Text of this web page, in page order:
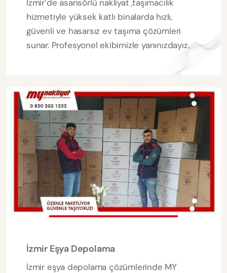
İzmir’de asansörlü nakliyat ,taşımacılık
hizmetiyle yüksek katlı binalarda hızlı,
güvenli ve hasarsız ev taşıma çözümleri
sunar. Profesyonel ekibimizle yanınızdayız.
İzmir Eşya Depolama
İzmir eşya depolama çözümlerinde MY